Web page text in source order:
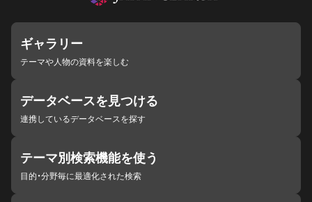
ギャラリー
テーマや人物の資料を楽しむ
データベースを見つける
連携しているデータベースを探す
テーマ別検索機能を使う
目的・分野毎に最適化された検索